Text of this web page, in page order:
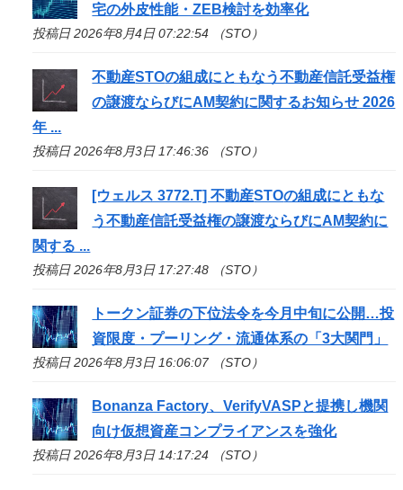
宅の外皮性能・ZEB検討を効率化
投稿日 2026年8月4日 07:22:54 （STO）
不動産STOの組成にともなう不動産信託受益権
の譲渡ならびにAM契約に関するお知らせ 2026
年 ...
投稿日 2026年8月3日 17:46:36 （STO）
[ウェルス 3772.T] 不動産STOの組成にともな
う不動産信託受益権の譲渡ならびにAM契約に
関する ...
投稿日 2026年8月3日 17:27:48 （STO）
トークン証券の下位法令を今月中旬に公開…投
資限度・プーリング・流通体系の「3大関門」
投稿日 2026年8月3日 16:06:07 （STO）
Bonanza Factory、VerifyVASPと提携し機関
向け仮想資産コンプライアンスを強化
投稿日 2026年8月3日 14:17:24 （STO）